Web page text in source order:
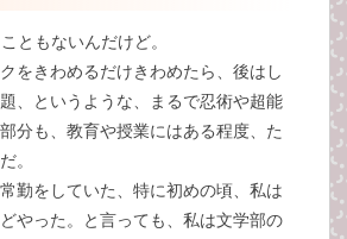
ともないんだけど。
をきわめるだけきわめたら、後はし
、というような、まるで忍術や超能
分も、教育や授業にはある程度、た
。
勤をしていた、特に初めの頃、私は
やった。と言っても、私は文学部の